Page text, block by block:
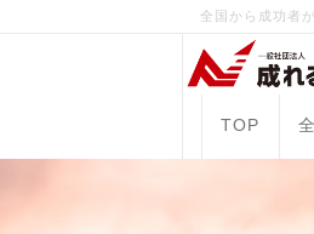
全国から成功者
TOP